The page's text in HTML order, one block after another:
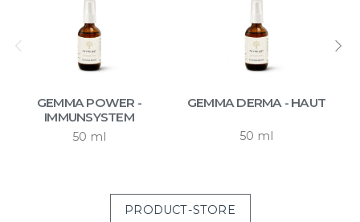
GEMMA POWER -
IMMUNSYSTEM
50 ml
GEMMA DERMA - HAUT
50 ml
PRODUCT-STORE